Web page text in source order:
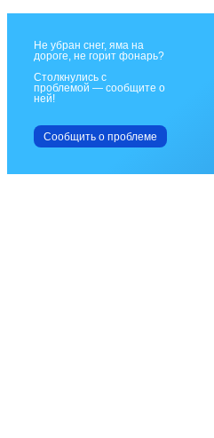
Не убран снег, яма на
дороге, не горит фонарь?
Столкнулись с
проблемой — сообщите о
ней!
Сообщить о проблеме